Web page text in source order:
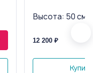
Высота: 50 см,
12 200 ₽